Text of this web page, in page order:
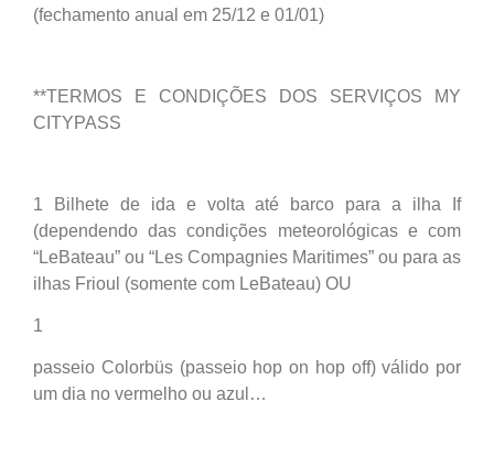
(fechamento anual em 25/12 e 01/01)
**TERMOS E CONDIÇÕES DOS SERVIÇOS MY
CITYPASS
1 Bilhete de ida e volta até barco para a ilha If
(dependendo das condições meteorológicas e com
“LeBateau” ou “Les Compagnies Maritimes” ou para as
ilhas Frioul (somente com LeBateau) OU
1
passeio Colorbüs (passeio hop on hop off) válido por
um dia no vermelho ou azul…